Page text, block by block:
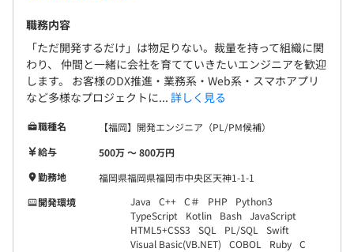
職務内容
「ただ開発するだけ」は物足りない。裁量を持って組織に関
わり、 仲間と一緒に会社を育てていきたいエンジニアを歓迎
します。 お客様のDX推進・業務系・Web系・スマホアプリ
など多様なプロジェクトに... 詳しく見る
職種名
【福岡】開発エンジニア（PL/PM候補）
給与
500万 〜 800万円
勤務地
福岡県福岡県福岡市中央区天神1-1-1
開発環境
Java C++ C＃ PHP
Python3
TypeScript
Kotlin Bash JavaScript
HTML5+CSS3
SQL PL/SQL
Swift
Visual Basic(VB.NET)
COBOL Ruby C